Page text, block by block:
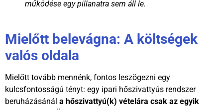
működése egy pillanatra sem áll le.
Mielőtt belevágna: A költségek
valós oldala
Mielőtt tovább mennénk, fontos leszögezni egy
kulcsfontosságú tényt: egy ipari hőszivattyús rendszer
beruházásánál a hőszivattyú(k) vételára csak az egyik